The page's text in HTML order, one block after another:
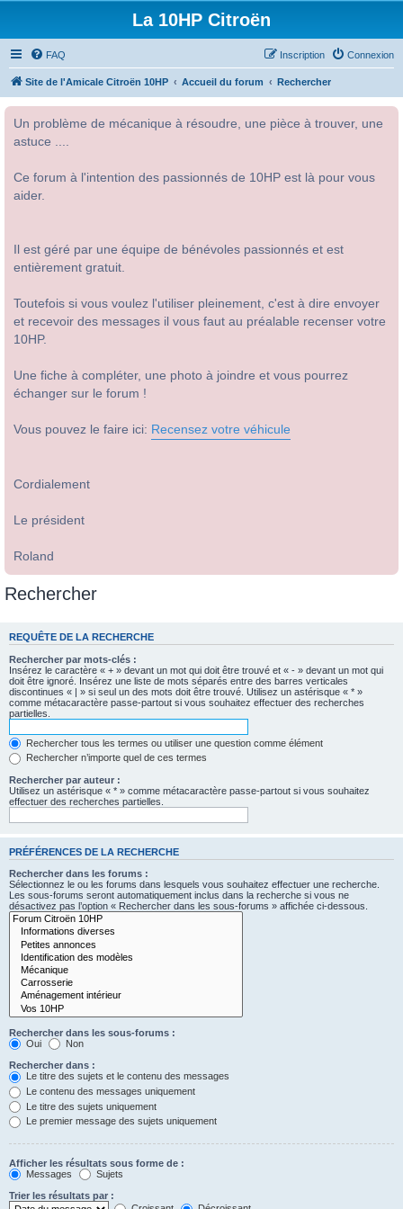
La 10HP Citroën
FAQ Connexion
Inscription
Site de l'Amicale Citroën 10HP Accueil du forum Rechercher
Un problème de mécanique à résoudre, une pièce à trouver, une
astuce ....
Ce forum à l'intention des passionnés de 10HP est là pour vous
aider.
Il est géré par une équipe de bénévoles passionnés et est
entièrement gratuit.
Toutefois si vous voulez l'utiliser pleinement, c'est à dire envoyer
et recevoir des messages il vous faut au préalable recenser votre
10HP.
Une fiche à compléter, une photo à joindre et vous pourrez
échanger sur le forum !
Vous pouvez le faire ici: Recensez votre véhicule
Cordialement
Le président
Roland
Rechercher
REQUÊTE DE LA RECHERCHE
Rechercher par mots-clés :
Insérez le caractère « + » devant un mot qui doit être trouvé et « - » devant un mot qui
doit être ignoré. Insérez une liste de mots séparés entre des barres verticales
discontinues « | » si seul un des mots doit être trouvé. Utilisez un astérisque « * »
comme métacaractère passe-partout si vous souhaitez effectuer des recherches
partielles.
Rechercher tous les termes ou utiliser une question comme élément
Rechercher n’importe quel de ces termes
Rechercher par auteur :
Utilisez un astérisque « * » comme métacaractère passe-partout si vous souhaitez
effectuer des recherches partielles.
PRÉFÉRENCES DE LA RECHERCHE
Rechercher dans les forums :
Sélectionnez le ou les forums dans lesquels vous souhaitez effectuer une recherche.
Les sous-forums seront automatiquement inclus dans la recherche si vous ne
désactivez pas l’option « Rechercher dans les sous-forums » affichée ci-dessous.
Rechercher dans les sous-forums :
Oui
Non
Rechercher dans :
Le titre des sujets et le contenu des messages
Le contenu des messages uniquement
Le titre des sujets uniquement
Le premier message des sujets uniquement
Afficher les résultats sous forme de :
Messages
Sujets
Trier les résultats par :